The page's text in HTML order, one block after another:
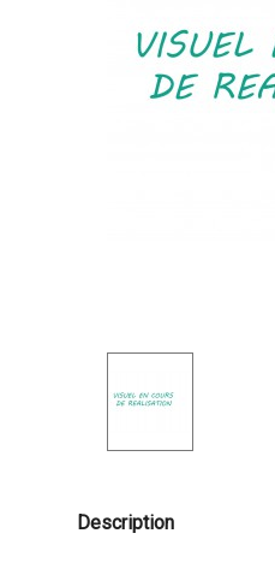
Description